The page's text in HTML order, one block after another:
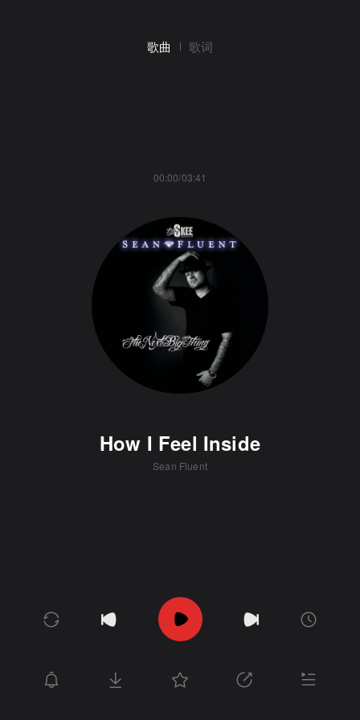
歌曲 歌词
00:00/03:41
How I Feel Inside
Sean Fluent